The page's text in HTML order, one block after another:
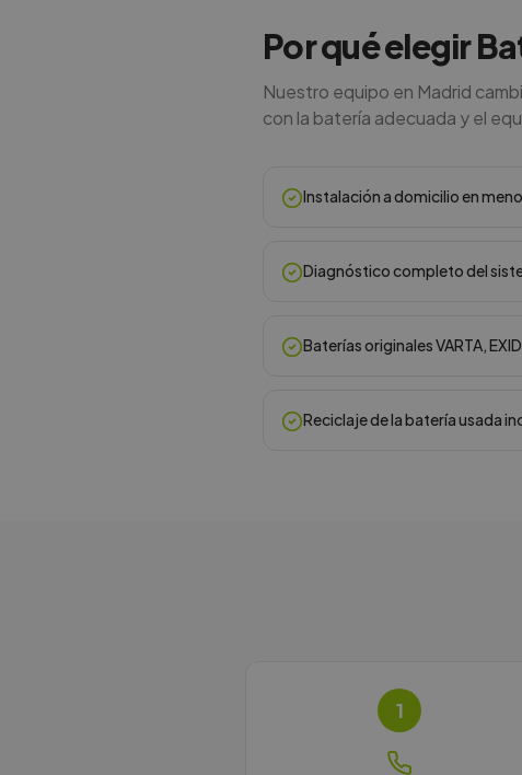
Por qué elegir
Nuestro equipo en Madrid
con la batería adecuada y el
Instalación a domicilio en
Diagnóstico completo del
Baterías originales VARTA,
Reciclaje de la batería usada
1